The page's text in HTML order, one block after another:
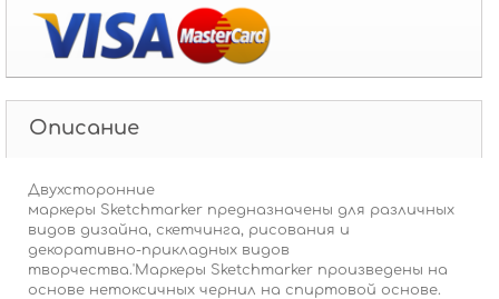
Описание
Двухсторонние
маркеры Sketchmarker предназначены для различных
видов дизайна, скетчинга, рисования и
декоративно-прикладных видов
творчества.'Маркеры Sketchmarker произведены на
основе нетоксичных чернил на спиртовой основе.